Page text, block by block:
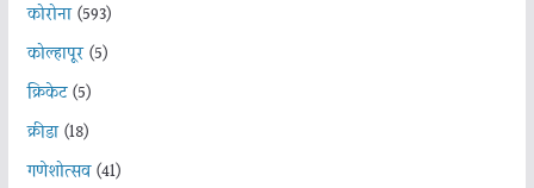
कोरोना(593)
कोल्हापूर(5)
क्रिकेट(5)
क्रीडा(18)
गणेशोत्सव(41)